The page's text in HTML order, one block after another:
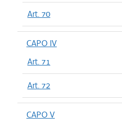
Art. 70
CAPO IV
Art. 71
Art. 72
CAPO V